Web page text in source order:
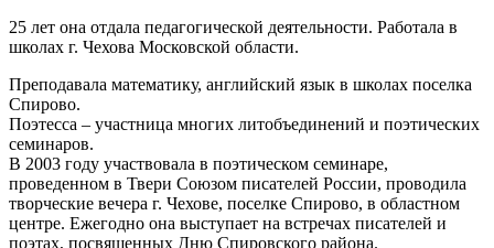
25 лет она отдала педагогической деятельности. Работала в
школах г. Чехова Московской области.
Преподавала математику, английский язык в школах поселка
Спирово.
Поэтесса – участница многих литобъединений и поэтических
семинаров.
В 2003 году участвовала в поэтическом семинаре,
проведенном в Твери Союзом писателей России, проводила
творческие вечера г. Чехове, поселке Спирово, в областном
центре. Ежегодно она выступает на встречах писателей и
поэтах, посвященных Дню Спировского района.